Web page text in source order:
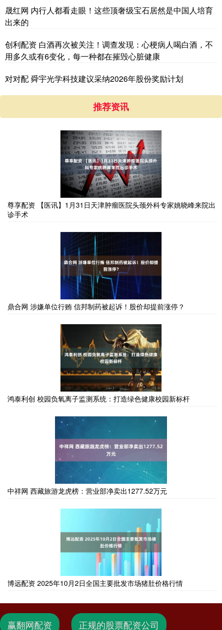
晟红网 内行人都看走眼！这些顶奢级宝石居然是中国人培育
出来的
创利配资 白酒再次被关注！调查发现：心梗病人喝白酒，不
用多久或有6变化，每一种都在摧毁心脏健康
对对配 舜宇光学科技建议采纳2026年股份奖励计划
推荐资讯
尊享配资 【医讯】1月31日天津肿瘤医院头颈外科专家姚晓峰来院出
诊手术
鼎合网 涉嫌单位行贿 信邦制药被起诉！股价却提前涨停？
鸿泰利创 校园负氧离子监测系统：打造绿色健康校园新标杆
中祥网 西藏旅游龙虎榜：营业部净卖出1277.52万元
博远配资 2025年10月2日全国主要批发市场猪肚价格行情
赢翻网配资 正规的股票配资公司